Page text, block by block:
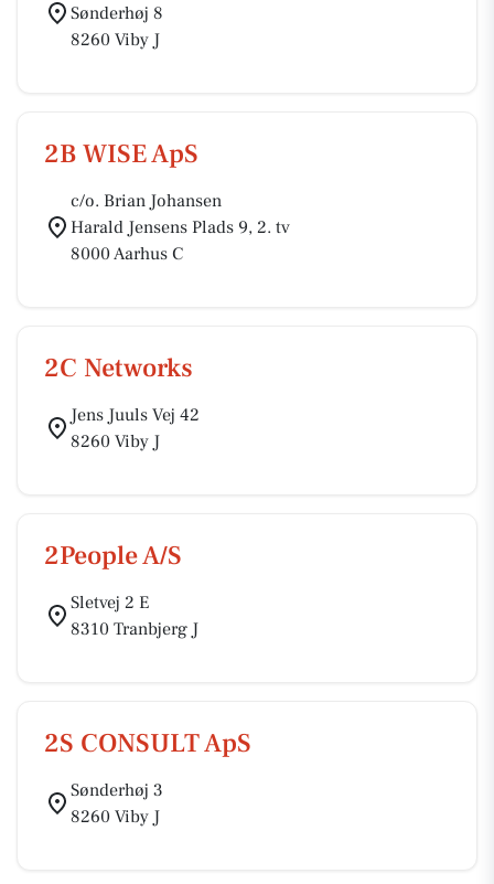
Sønderhøj 8
8260 Viby J
2B WISE ApS
c/o. Brian Johansen
Harald Jensens Plads 9, 2. tv
8000 Aarhus C
2C Networks
Jens Juuls Vej 42
8260 Viby J
2People A/S
Sletvej 2 E
8310 Tranbjerg J
2S CONSULT ApS
Sønderhøj 3
8260 Viby J